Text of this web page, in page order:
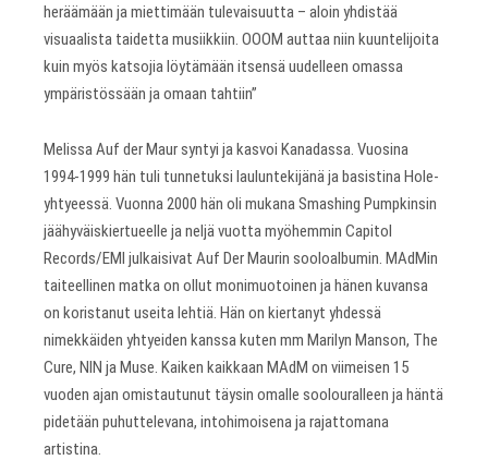
heräämään ja miettimään tulevaisuutta – aloin yhdistää
visuaalista taidetta musiikkiin. OOOM auttaa niin kuuntelijoita
kuin myös katsojia löytämään itsensä uudelleen omassa
ympäristössään ja omaan tahtiin”
Melissa Auf der Maur syntyi ja kasvoi Kanadassa. Vuosina
1994-1999 hän tuli tunnetuksi lauluntekijänä ja basistina Hole-
yhtyeessä. Vuonna 2000 hän oli mukana Smashing Pumpkinsin
jäähyväiskiertueelle ja neljä vuotta myöhemmin Capitol
Records/EMI julkaisivat Auf Der Maurin sooloalbumin. MAdMin
taiteellinen matka on ollut monimuotoinen ja hänen kuvansa
on koristanut useita lehtiä. Hän on kiertanyt yhdessä
nimekkäiden yhtyeiden kanssa kuten mm Marilyn Manson, The
Cure, NIN ja Muse. Kaiken kaikkaan MAdM on viimeisen 15
vuoden ajan omistautunut täysin omalle soolouralleen ja häntä
pidetään puhuttelevana, intohimoisena ja rajattomana
artistina.